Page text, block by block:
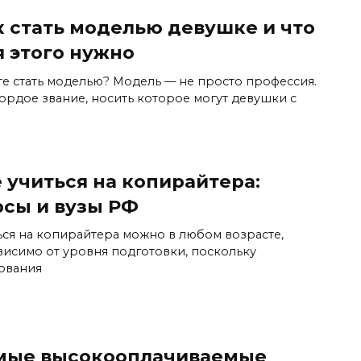
стать моделью девушке и что
этого нужно
стать моделью? Модель — не просто профессия.
звание, носить которое могут девушки с
учиться на копирайтера:
и вузы РФ
на копирайтера можно в любом возрасте,
от уровня подготовки, поскольку